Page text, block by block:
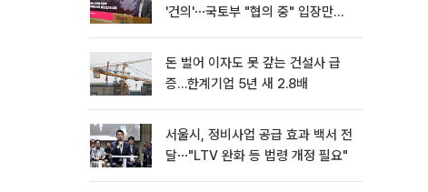
'건의'⋯국토부 "협의 중" 입장만
돈 벌어 이자도 못 갚는 건설사 급
증…한계기업 5년 새 2.8배
서울시, 정비사업 공급 효과 백서 전
달⋯"LTV 완화 등 법령 개정 필요"